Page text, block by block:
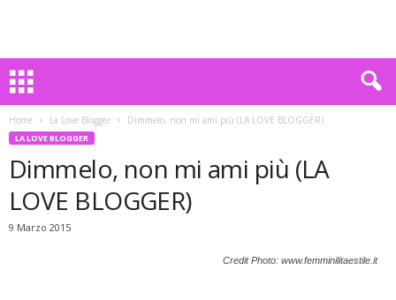
Home La Love Blogger Dimmelo, non mi ami più (LA LOVE BLOGGER)
LA LOVE BLOGGER
Dimmelo, non mi ami più (LA
LOVE BLOGGER)
9 Marzo 2015
Credit Photo: www.femminilitaestile.it